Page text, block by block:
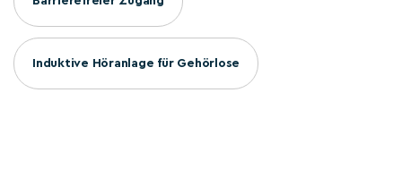
Induktive Höranlage für Gehörlose